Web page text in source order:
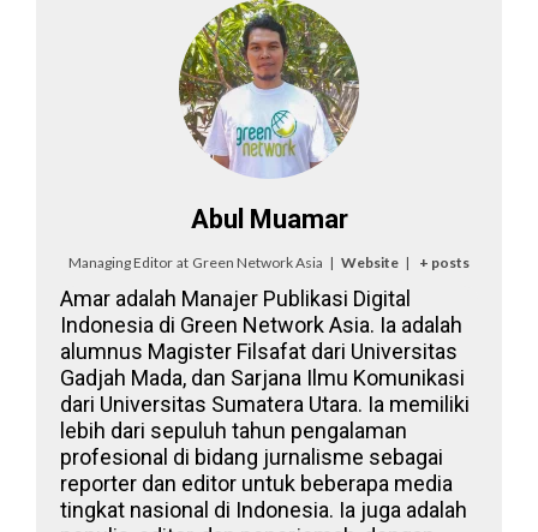
Abul Muamar
Managing Editor at Green Network Asia | Website | + posts
Amar adalah Manajer Publikasi Digital
Indonesia di Green Network Asia. Ia adalah
alumnus Magister Filsafat dari Universitas
Gadjah Mada, dan Sarjana Ilmu Komunikasi
dari Universitas Sumatera Utara. Ia memiliki
lebih dari sepuluh tahun pengalaman
profesional di bidang jurnalisme sebagai
reporter dan editor untuk beberapa media
tingkat nasional di Indonesia. Ia juga adalah